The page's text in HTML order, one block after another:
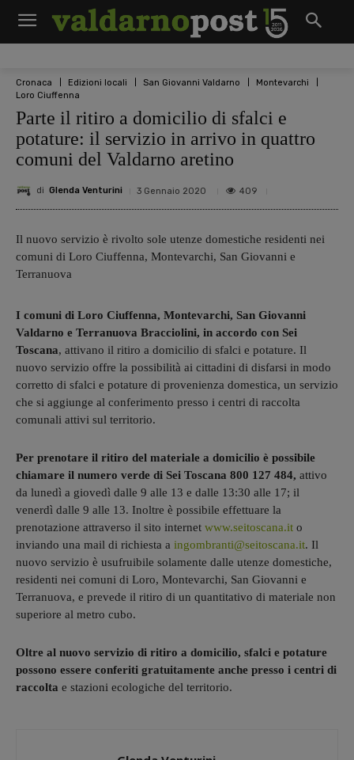
Cronaca Edizioni locali San Giovanni Valdarno
Montevarchi
Loro Ciuffenna
Parte il ritiro a domicilio di sfalci e
potature: il servizio in arrivo in quattro
comuni del Valdarno aretino
di Glenda Venturini 3 Gennaio 2020 409
Il nuovo servizio è rivolto sole utenze domestiche residenti nei
comuni di Loro Ciuffenna, Montevarchi, San Giovanni e
Terranuova
I comuni di Loro Ciuffenna, Montevarchi, San Giovanni
Valdarno e Terranuova Bracciolini, in accordo con Sei
Toscana, attivano il ritiro a domicilio di sfalci e potature. Il
nuovo servizio offre la possibilità ai cittadini di disfarsi in modo
corretto di sfalci e potature di provenienza domestica, un servizio
che si aggiunge al conferimento presso i centri di raccolta
comunali attivi sul territorio.
Per prenotare il ritiro del materiale a domicilio è possibile
chiamare il numero verde di Sei Toscana 800 127 484, attivo
da lunedì a giovedì dalle 9 alle 13 e dalle 13:30 alle 17; il
venerdì dalle 9 alle 13. Inoltre è possibile effettuare la
prenotazione attraverso il sito internet www.seitoscana.it o
inviando una mail di richiesta a ingombranti@seitoscana.it. Il
nuovo servizio è usufruibile solamente dalle utenze domestiche,
residenti nei comuni di Loro, Montevarchi, San Giovanni e
Terranuova, e prevede il ritiro di un quantitativo di materiale non
superiore al metro cubo.
Oltre al nuovo servizio di ritiro a domicilio, sfalci e potature
possono essere conferiti gratuitamente anche presso i centri di
raccolta e stazioni ecologiche del territorio.